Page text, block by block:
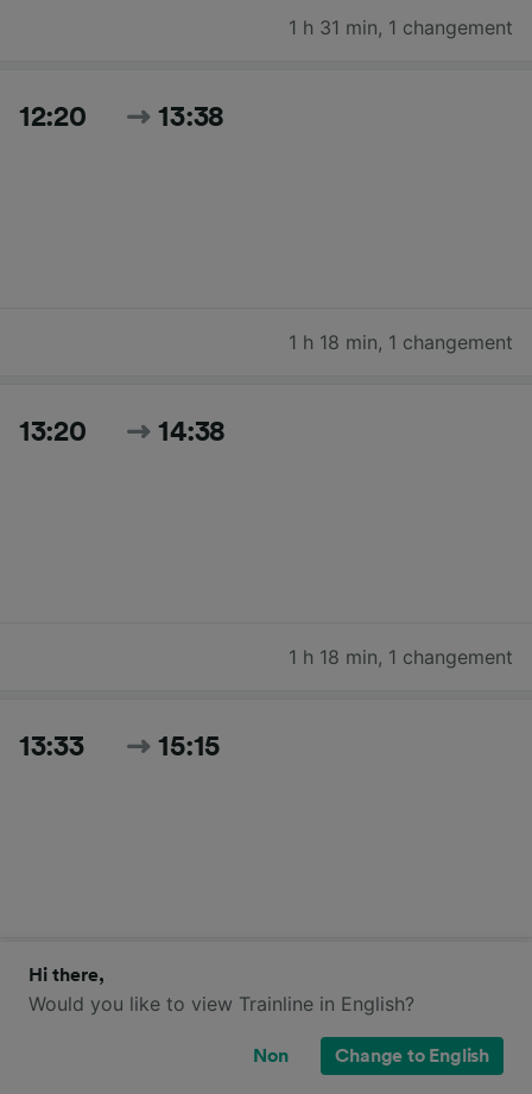
1 h 31 min, 1 changement
12:20 13:38
1 h 18 min, 1 changement
13:20 14:38
1 h 18 min, 1 changement
13:33 15:15
Hi there,
Would you like to view Trainline in English?
Non Change to English